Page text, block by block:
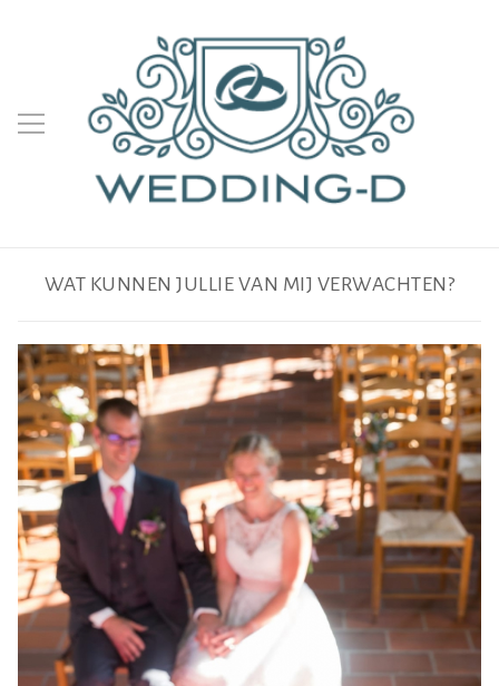
WAT KUNNEN JULLIE VAN MIJ VERWACHTEN?